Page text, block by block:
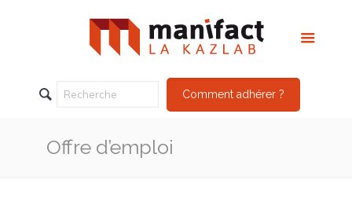
Comment adhérer ?
Offre d’emploi